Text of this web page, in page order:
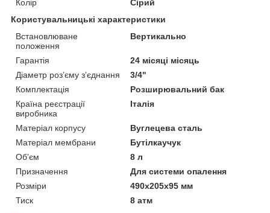
Колір
Сірий
Користувальницькі характеристики
Встановлюване
положення
Вертикально
Гарантія
24 місяці місяць
Діаметр розʼєму зʼєднання
3/4"
Комплектація
Розширювальний бак
Країна реєстрації
виробника
Італія
Матеріал корпусу
Вуглецева сталь
Матеріал мембрани
Бутілкаучук
Обʼєм
8 л
Призначення
Для системи опалення
Розміри
490х205х95 мм
Тиск
8 атм